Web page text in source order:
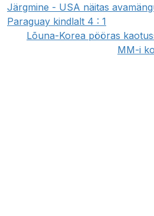
Järgmine - USA näitas
Paraguay kindlalt 4 : 1
Lõuna-Korea pööras
MM-i